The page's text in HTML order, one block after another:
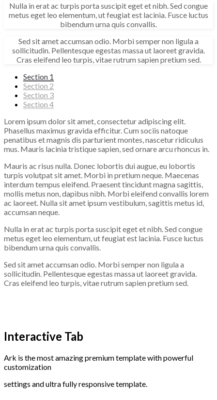
Nulla in erat ac turpis porta suscipit eget et nibh. Sed congue
metus eget leo elementum, ut feugiat est lacinia. Fusce luctus
bibendum urna quis convallis.
Sed sit amet accumsan odio. Morbi semper non ligula a
sollicitudin. Pellentesque egestas massa ut laoreet gravida.
Cras eleifend leo turpis, vitae rutrum sapien pretium sed.
Section 1
Section 2
Section 3
Section 4
Lorem ipsum dolor sit amet, consectetur adipiscing elit.
Phasellus maximus gravida efficitur. Cum sociis natoque
penatibus et magnis dis parturient montes, nascetur ridiculus
mus. Mauris lacinia tristique sapien, sed ornare arcu rhoncus in.
Mauris ac risus nulla. Donec lobortis dui augue, eu lobortis
turpis volutpat sit amet. Morbi in pretium neque. Maecenas
interdum tempus eleifend. Praesent tincidunt magna sagittis,
mollis metus non, dapibus nibh. Morbi eleifend convallis lorem
ac laoreet. Nulla sit amet ipsum vestibulum, sagittis metus id,
accumsan neque.
Nulla in erat ac turpis porta suscipit eget et nibh. Sed congue
metus eget leo elementum, ut feugiat est lacinia. Fusce luctus
bibendum urna quis convallis.
Sed sit amet accumsan odio. Morbi semper non ligula a
sollicitudin. Pellentesque egestas massa ut laoreet gravida.
Cras eleifend leo turpis, vitae rutrum sapien pretium sed.
Interactive Tab
Ark is the most amazing premium template with powerful
customization
settings and ultra fully responsive template.